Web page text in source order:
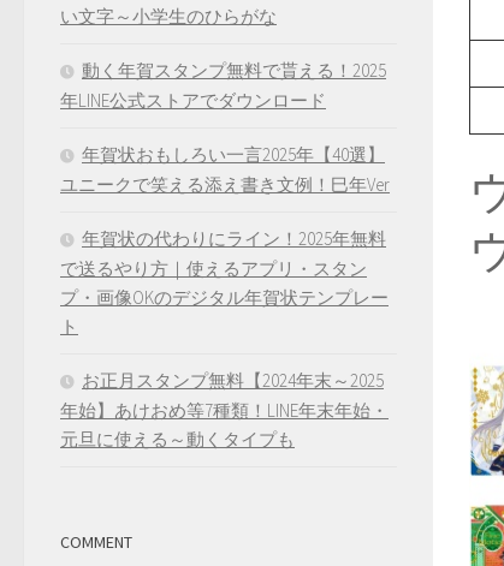
い文字～小学生のひらがな
動く年賀スタンプ無料で貰える！2025
年LINE公式ストアでダウンロード
年賀状おもしろい一言2025年【40選】
ユニークで笑える添え書き文例！巳年Ver
年賀状の代わりにライン！2025年無料
で送るやり方｜使えるアプリ・スタン
プ・画像OKのデジタル年賀状テンプレー
ト
お正月スタンプ無料【2024年末～2025
年始】あけおめ等7種類！LINE年末年始・
元旦に使える～動くタイプも
COMMENT